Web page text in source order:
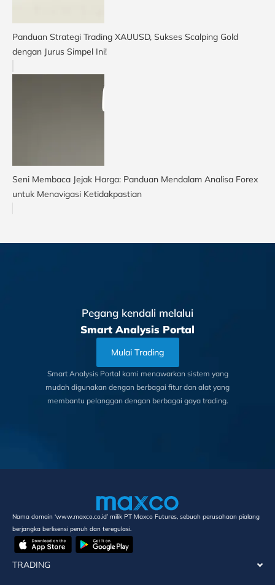
Panduan Strategi Trading XAUUSD, Sukses Scalping Gold
dengan Jurus Simpel Ini!
Seni Membaca Jejak Harga: Panduan Mendalam Analisa Forex
untuk Menavigasi Ketidakpastian
Pegang kendali melalui
Smart Analysis Portal
Mulai Trading
Smart Analysis Portal kami menawarkan sistem yang
mudah digunakan dengan berbagai fitur dan alat yang
membantu pelanggan dengan berbagai gaya trading.
Nama domain ‘www.maxco.co.id’ milik PT Maxco Futures, sebuah perusahaan pialang
berjangka berlisensi penuh dan teregulasi.
TRADING